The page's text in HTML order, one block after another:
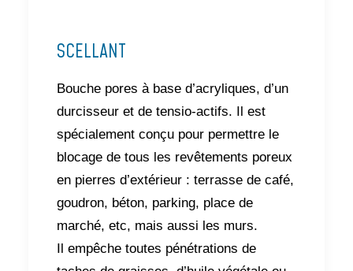
SCELLANT
Bouche pores à base d’acryliques, d’un
durcisseur et de tensio-actifs. Il est
spécialement conçu pour permettre le
blocage de tous les revêtements poreux
en pierres d’extérieur : terrasse de café,
goudron, béton, parking, place de
marché, etc, mais aussi les murs.
Il empêche toutes pénétrations de